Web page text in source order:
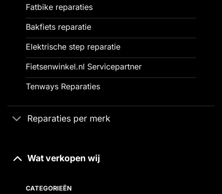
Fatbike reparaties
Bakfiets reparatie
Elektrische step reparatie
Fietsenwinkel.nl Servicepartner
Tenways Reparaties
Reparaties per merk
Wat verkopen wij
CATEGORIEËN